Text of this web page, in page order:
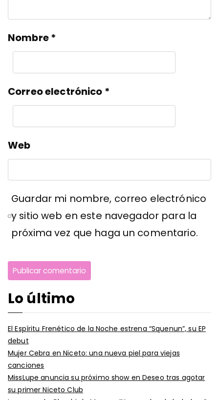
Nombre*
Correo electrónico *
Web
Guardar mi nombre, correo electrónico
y sitio web en este navegador para la
próxima vez que haga un comentario.
Lo último
El Espíritu Frenético de la Noche estrena “Squenun”, su EP
debut
Mujer Cebra en Niceto: una nueva piel para viejas
canciones
MissLupe anuncia su próximo show en Deseo tras agotar
su primer Niceto Club